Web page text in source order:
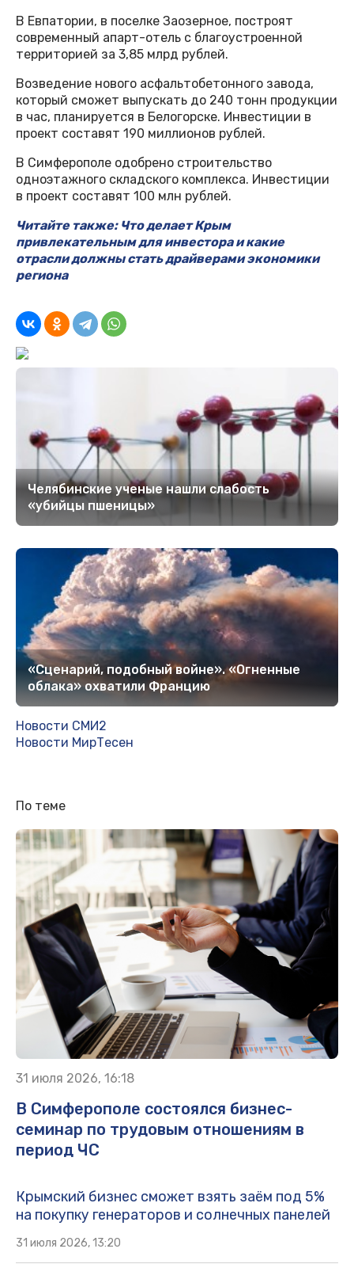
В Евпатории, в поселке Заозерное, построят
современный апарт-отель с благоустроенной
территорией за 3,85 млрд рублей.
Возведение нового асфальтобетонного завода,
который сможет выпускать до 240 тонн продукции
в час, планируется в Белогорске. Инвестиции в
проект составят 190 миллионов рублей.
В Симферополе одобрено строительство
одноэтажного складского комплекса. Инвестиции
в проект составят 100 млн рублей.
Читайте также: Что делает Крым
привлекательным для инвестора и какие
отрасли должны стать драйверами экономики
региона
Челябинские ученые нашли слабость
«убийцы пшеницы»
«Сценарий, подобный войне». «Огненные
облака» охватили Францию
Новости СМИ2
Новости МирТесен
По теме
31 июля 2026, 16:18
В Симферополе состоялся бизнес-
семинар по трудовым отношениям в
период ЧС
Крымский бизнес сможет взять заём под 5%
на покупку генераторов и солнечных панелей
31 июля 2026, 13:20